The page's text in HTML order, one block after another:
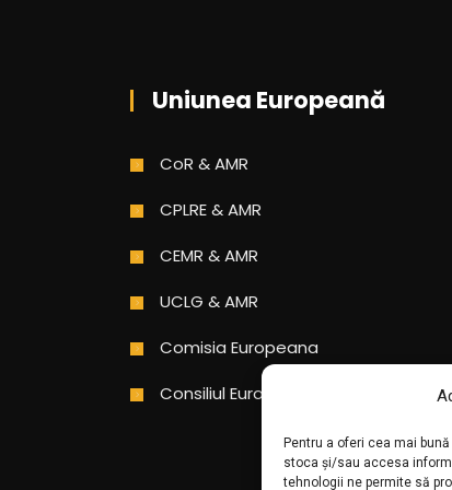
Pentru a oferi cea mai
stoca și/sau accesa
tehnologii ne permite să
Uniunea Europeană
CoR & AMR
CPLRE & AMR
CEMR & AMR
UCLG & AMR
Comisia Europeana
Consiliul Europei